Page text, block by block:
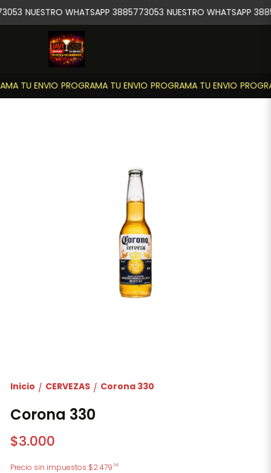
TU ENVIO PROGRAMA TU ENVIO PROGRAMA TU ENVIO
NUESTRO WHATSAPP 3885773053 NUESTRO WHATSAPP
Inicio / CERVEZAS / Corona 330
Corona 330
$3.000
Precio sin impuestos $2.47934